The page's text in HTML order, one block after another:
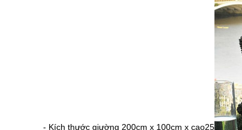
- Kích thước giường 200cm x 100cm x cao25